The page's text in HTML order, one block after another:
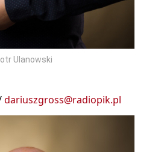
Ulanowski
dariuszgross@radiopik.pl